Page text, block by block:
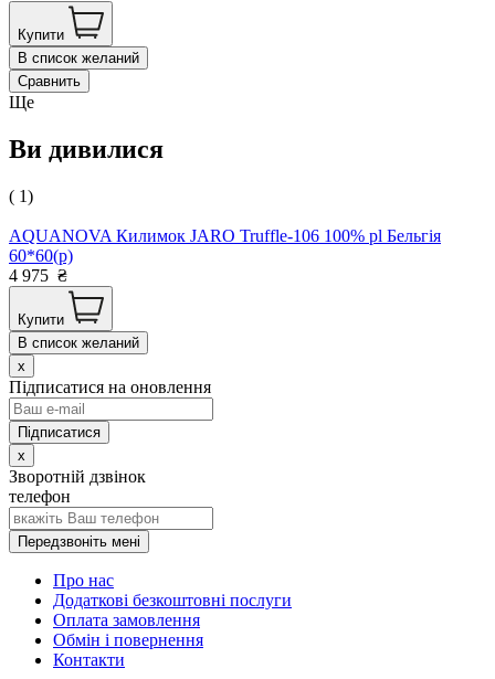
Купити
В список желаний
Сравнить
Ще
Ви дивилися
( 1)
AQUANOVA Килимок JARO Truffle-106 100% pl Бельгія
60*60(р)
4 975 ₴
Купити
В список желаний
x
Підписатися на оновлення
x
Зворотній дзвінок
телефон
Передзвоніть мені
Про нас
Додаткові безкоштовні послуги
Оплата замовлення
Обмін і повернення
Контакти